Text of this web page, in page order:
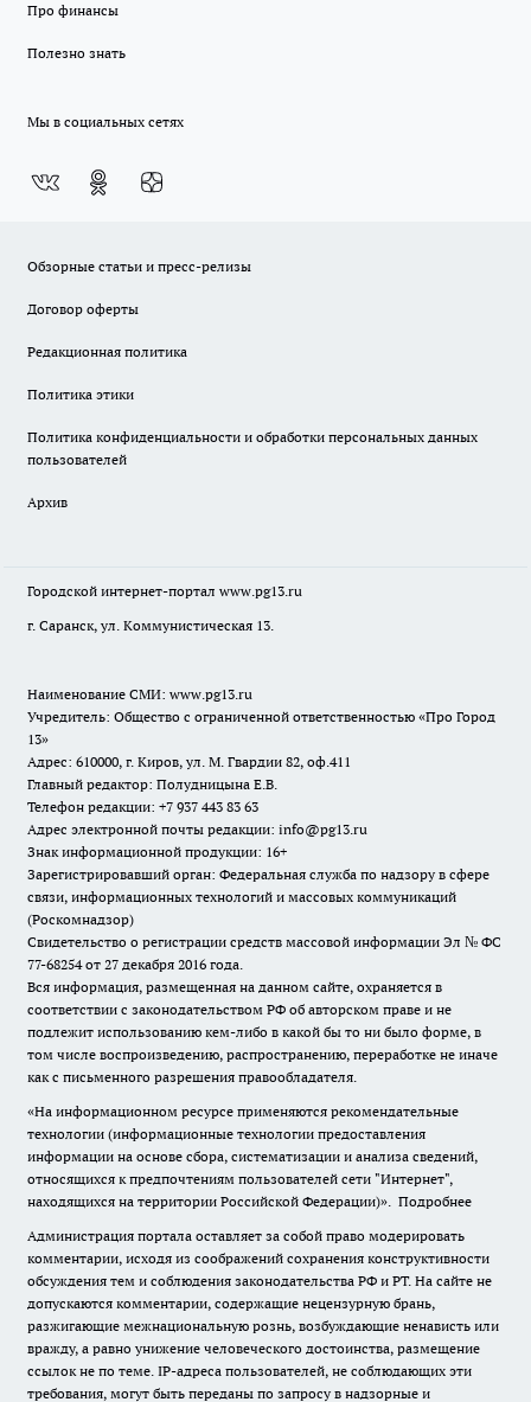
Про финансы
Полезно знать
Мы в социальных сетях
Обзорные статьи и пресс-релизы
Договор оферты
Редакционная политика
Политика этики
Политика конфиденциальности и обработки персональных данных
пользователей
Архив
Городской интернет-портал www.pg13.ru
г. Саранск, ул. Коммунистическая 13.
Наименование СМИ: www.pg13.ru
Учредитель: Общество с ограниченной ответственностью «Про Город
13»
Адрес: 610000, г. Киров, ул. М. Гвардии 82, оф.411
Главный редактор: Полудницына Е.В.
Телефон редакции: +7 937 443 83 63
Адрес электронной почты редакции: info@pg13.ru
Знак информационной продукции: 16+
Зарегистрировавший орган: Федеральная служба по надзору в сфере
связи, информационных технологий и массовых коммуникаций
(Роскомнадзор)
Свидетельство о регистрации средств массовой информации Эл № ФС
77-68254 от 27 декабря 2016 года.
Вся информация, размещенная на данном сайте, охраняется в
соответствии с законодательством РФ об авторском праве и не
подлежит использованию кем-либо в какой бы то ни было форме, в
том числе воспроизведению, распространению, переработке не иначе
как с письменного разрешения правообладателя.
«На информационном ресурсе применяются рекомендательные
технологии (информационные технологии предоставления
информации на основе сбора, систематизации и анализа сведений,
относящихся к предпочтениям пользователей сети "Интернет",
находящихся на территории Российской Федерации)». Подробнее
Администрация портала оставляет за собой право модерировать
комментарии, исходя из соображений сохранения конструктивности
обсуждения тем и соблюдения законодательства РФ и РТ. На сайте не
допускаются комментарии, содержащие нецензурную брань,
разжигающие межнациональную рознь, возбуждающие ненависть или
вражду, а равно унижение человеческого достоинства, размещение
ссылок не по теме. IP-адреса пользователей, не соблюдающих эти
требования, могут быть переданы по запросу в надзорные и